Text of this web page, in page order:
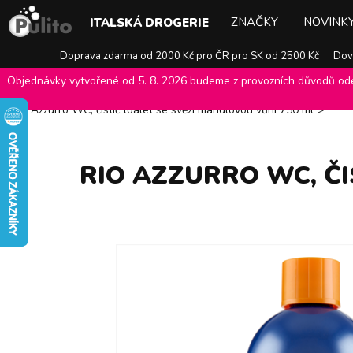
Doprava zdarma od 2000 Kč pro ČR pro SK od 2500 Kč
ITALSKÁ DROGERIE ZNAČKY
Objednávky vytvořené od 5. 8. 2026 budeme z provozních důvodů
E-shop Pulito Čistící prostředky Přípravky na
Rio Azzurro WC, čistič toalet se svěží mandlovou vůní 750 ml >
RIO AZZURRO WC,